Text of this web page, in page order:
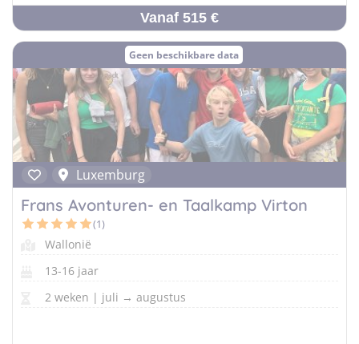
Vanaf 515 €
Geen beschikbare data
Luxemburg
Frans Avonturen- en Taalkamp Virton
(1)
Wallonië
13-16 jaar
2 weken | juli → augustus